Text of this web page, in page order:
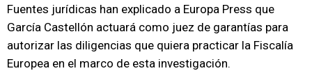
Fuentes jurídicas han explicado a Europa Press que
García Castellón actuará como juez de garantías para
autorizar las diligencias que quiera practicar la Fiscalía
Europea en el marco de esta investigación.